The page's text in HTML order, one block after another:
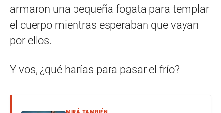
armaron una pequeña fogata para templar
el cuerpo mientras esperaban que vayan
por ellos.
Y vos, ¿qué harías para pasar el frío?